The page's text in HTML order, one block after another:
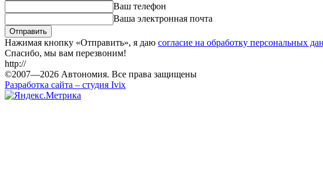
Ваш телефон
Ваша электронная почта
Отправить
Нажимая кнопку «Отправить», я даю согласие на обработку персональных
Спасибо, мы вам перезвоним!
http://
©2007—2026 Автономия. Все права защищены
Разработка сайта – студия Ivix